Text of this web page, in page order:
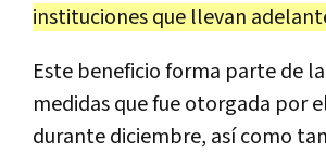
instituciones que llevan
Este beneficio forma parte de
medidas que fue otorgada por
durante diciembre, así como